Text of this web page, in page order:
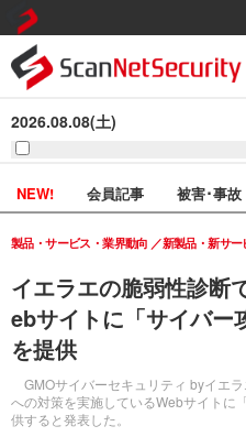
2026.08.08(土)
NEW! 会員記事 被害･事故
イエラエの脆弱性診断
ebサイトに「サイバー
を提供
GMOサイバーセキュリティ byイエ
への対策を実施しているWebサイトに
供すると発表した。
製品・サービス・業界動向 新製品・新サー